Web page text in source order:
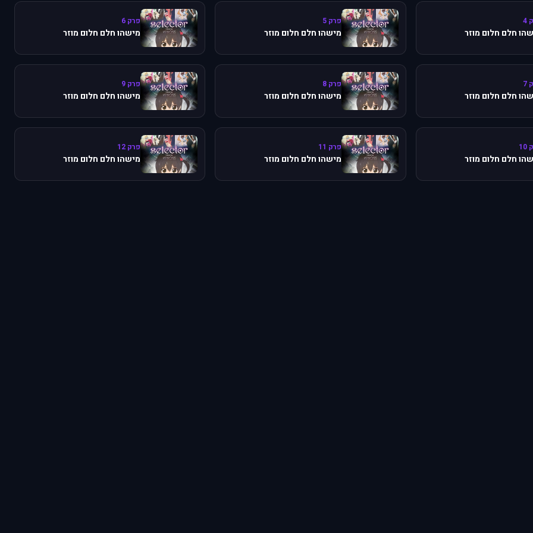
חלם חלום מוזר
פרק 5
מישהו חלם חלום מוזר
פרק 6
מישהו חלם חלום מוזר
חלם חלום מוזר
פרק 8
מישהו חלם חלום מוזר
פרק 9
מישהו חלם חלום מוזר
חלם חלום מוזר
פרק 11
מישהו חלם חלום מוזר
פרק 12
מישהו חלם חלום מוזר